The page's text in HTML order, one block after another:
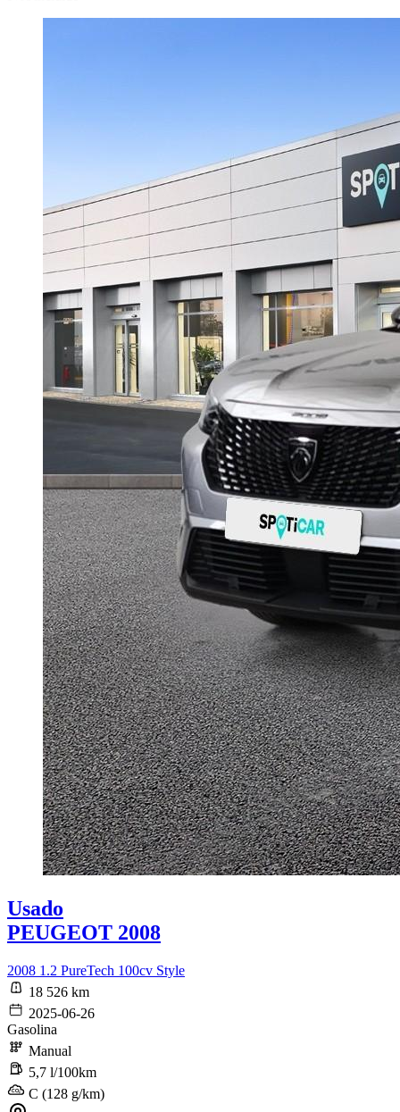
Usado
PEUGEOT 2008
2008 1.2 PureTech 100cv Style
18 526 km
2025-06-26
Gasolina
Manual
5,7 l/100km
C (128 g/km)